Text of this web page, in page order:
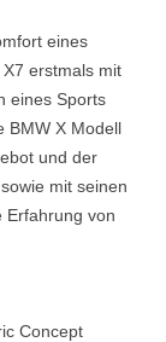
eines
erstmals mit
eines Sports
BMW X Modell
und der
mit seinen
Erfahrung von
Concept